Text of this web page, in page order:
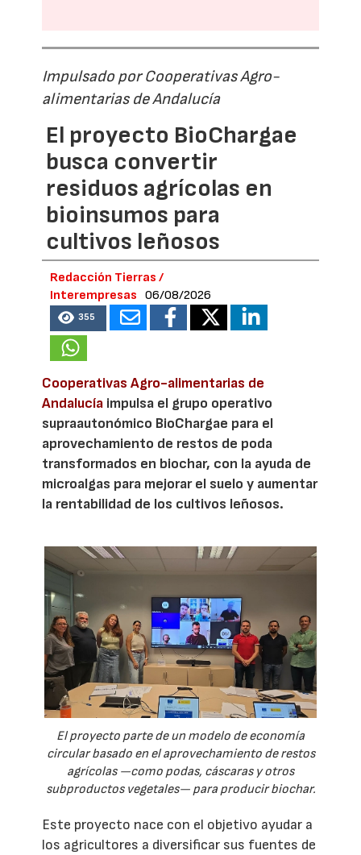
Impulsado por Cooperativas Agro-
alimentarias de Andalucía
El proyecto BioChargae
busca convertir
residuos agrícolas en
bioinsumos para
cultivos leñosos
Redacción Tierras /
Interempresas
06/08/2026
355
Cooperativas Agro-alimentarias de
Andalucía impulsa el grupo operativo
supraautonómico BioChargae para el
aprovechamiento de restos de poda
transformados en biochar, con la ayuda de
microalgas para mejorar el suelo y aumentar
la rentabilidad de los cultivos leñosos.
El proyecto parte de un modelo de economía
circular basado en el aprovechamiento de restos
agrícolas —como podas, cáscaras y otros
subproductos vegetales— para producir biochar.
Este proyecto nace con el objetivo ayudar a
los agricultores a diversificar sus fuentes de